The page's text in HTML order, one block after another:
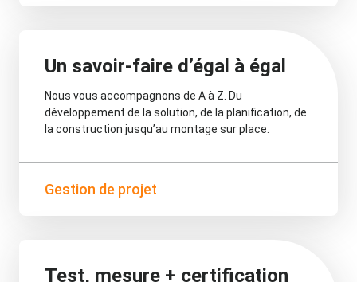
Un savoir-faire d’égal à égal
Nous vous accompagnons de A à Z. Du
développement de la solution, de la planification, de
la construction jusqu’au montage sur place.
Gestion de projet
Test, mesure + certification